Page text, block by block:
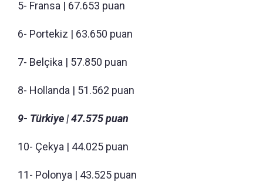
5- Fransa | 67.653 puan
6- Portekiz | 63.650 puan
7- Belçika | 57.850 puan
8- Hollanda | 51.562 puan
9- Türkiye | 47.575 puan
10- Çekya | 44.025 puan
11- Polonya | 43.525 puan